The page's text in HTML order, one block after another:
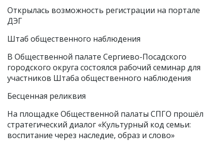
Открылась возможность регистрации на портале
ДЭГ
Штаб общественного наблюдения
В Общественной палате Сергиево-Посадского
городского округа состоялся рабочий семинар для
участников Штаба общественного наблюдения
Бесценная реликвия
На площадке Общественной палаты СПГО прошёл
стратегический диалог «Культурный код семьи:
воспитание через наследие, образ и слово»